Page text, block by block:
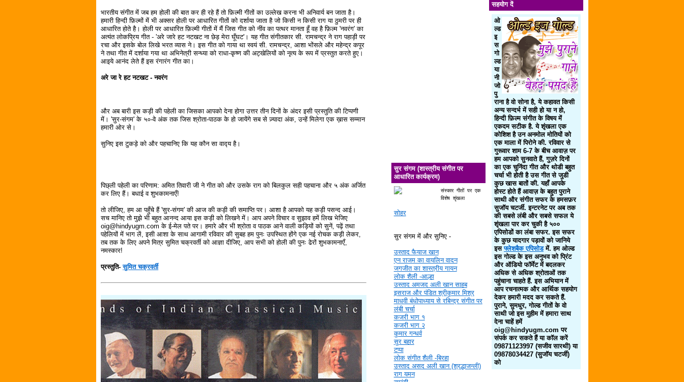
भारतीय संगीत में जब हम होली की बात कर ही रहे हैं तो फ़िल्मी गीतों का उल्लेख करना भी अनिवार्य बन जाता है।
हमारी हिन्दी फ़िल्मों में भी अक्सर होली पर आधारित गीतों को दर्शाया जाता है जो किसी न किसी राग या ठुमरी पर ही
आधारित होते है। होली पर आधारित फ़िल्मी गीतों में मैं जिस गीत को नींव का पत्थर मानता हूँ वह है फ़िल्म 'नवरंग' का
अत्यंत लोकप्रिय गीत - 'अरे जारे हट नटखट ना छेड़ मेरा घूँघट'। यह गीत संगीतकार सी. रामचन्द्र ने राग पहाड़ी पर
रचा और इसके बोल लिखे भरत व्यास ने। इस गीत को गाया था स्वयं सी. रामचन्द्र, आशा भोंसले और महेन्द्र कपूर
ने तथा गीत में दर्शाया गया था अभिनेत्री सन्ध्या को राधा-कृष्ण की अट्खेलियों को नृत्य के रूप में प्रस्तुत करते हुए।
आइये आनंद लेते हैं इस रंगारंग गीत का।
अरे जा रे हट नटखट - नवरंग
और अब बारी इस कड़ी की पहेली का जिसका आपको देना होगा उत्तर तीन दिनों के अंदर इसी प्रस्तुति की टिप्पणी
में। 'सुर-संगम' के ५०-वे अंक तक जिस श्रोता-पाठक के हो जायेंगे सब से ज़्यादा अंक, उन्हें मिलेगा एक ख़ास सम्मान
हमारी ओर से।
सुनिए इस टुकड़े को और पहचानिए कि यह कौन सा वाद्‍य है।
पिछ्ली पहेली का परिणाम: अमित तिवारी जी ने गीत को और उसके राग को बिलकुल सही पहचाना और ५ अंक अर्जित
कर लिए हैं। बधाई व शुभकामनाएँ!
तो लीजिए, हम आ पहुँचे हैं 'सुर-संगम' की आज की कड़ी की समाप्ति पर। आशा है आपको यह कड़ी पसन्द आई।
सच मानिए तो मुझे भी बहुत आनन्द आया इस कड़ी को लिखने में। आप अपने विचार व सुझाव हमें लिख भेजिए
oig@hindyugm.com के ई-मेल पते पर। हमारे और भी श्रोता व पाठक आने वाली कड़ियों को सुनें, पढ़ें तथा
पहेलियों में भाग लें, इसी आशा के साथ आगामी रविवार की सुबह हम पुनः उपस्थित होंगे एक नई रोचक कड़ी लेकर,
तब तक के लिए अपने मित्र सुमित चक्रवर्ती को आज्ञा दीजिए, आप सभी को होली की पुनः ढेरों शुभकामनाएँ,
नमस्कार!
प्रस्तुति-सुमित चक्रवर्ती
सुर संगम (शास्त्रीय संगीत पर
आधारित कार्यक्रम)
संस्कार गीतों पर एक
विशेष शृंखला
सोहर
सुर संगम में और सुनिए -
उस्ताद फैयाज खान
एन राजम का वायलिन वादन
जगजीत का शास्त्रीय गायन
लोक शैली -आल्हा
उस्ताद अमजद अली खान साहब
इसराज और पंडित श्रीकुमार मिश्र
माधवी बंधोपाध्याय से रबिन्द्र संगीत पर
लंबी चर्चा
कजरी भाग १
कजरी भाग २
कुमार गन्धर्व
सुर बहार
टप्पा
लोक संगीत शैली -बिरहा
उस्ताद असद अली खान (श्रद्धाजन्ली)
राग यमन
सहयोग दें
ओ
ल्ड
इ
स
गो
ल्ड
या
नी
जो
पु
राना है वो सोना है, ये कहावत किसी
अन्य सन्दर्भ में सही हो या न हो,
हिन्दी फ़िल्म संगीत के विषय में
एकदम सटीक है. ये शृंखला एक
कोशिश है उन अनमोल मोतियों को
एक माला में पिरोने की. रविवार से
गुरूवार शाम 6-7 के बीच आवाज़ पर
हम आपको सुनवाते हैं, गुज़रे दिनों
का एक चुनिंदा गीत और थोडी बहुत
चर्चा भी होती है उस गीत से जुडी
कुछ खास बातों की. यहाँ आपके
होस्ट होते हैं आवाज़ के बहुत पुराने
साथी और संगीत सफर के हमसफ़र
सुजॉय चटर्जी. इन्टरनेट पर अब तक
की सबसे लंबी और सबसे सफल ये
शृंखला पार कर चुकी है ५००
एपिसोडों का लंबा सफर. इस सफर
के कुछ यादगार पड़ावों को जानिये
इसफ्लेशबैक एपिसोडमें. हम ओल्ड
इस गोल्ड के इस अनुभव को प्रिंट
और ऑडियो फॉर्मेट में बदलकर
अधिक से अधिक श्रोताओं तक
पहुंचाना चाहते हैं. इस अभियान में
आप रचनात्मक और आर्थिक सहयोग
देकर हमारी मदद कर सकते हैं.
पुराने, सुमधुर, गोल्ड गीतों के वो
साथी जो इस मुहीम में हमारा साथ
देना चाहें हमें
oig@hindyugm.com पर
संपर्क कर सकते हैं या कॉल करें
09871123997 (सजीव सारथी) या
09878034427 (सुजॉय चटर्जी)
को